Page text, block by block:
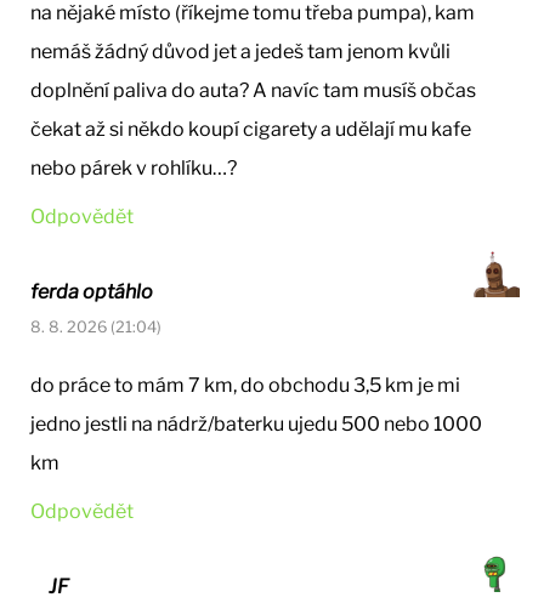
na nějaké místo (říkejme tomu třeba pumpa), kam
nemáš žádný důvod jet a jedeš tam jenom kvůli
doplnění paliva do auta? A navíc tam musíš občas
čekat až si někdo koupí cigarety a udělají mu kafe
nebo párek v rohlíku…?
Odpovědět
ferda optáhlo
8. 8. 2026 (21:04)
do práce to mám 7 km, do obchodu 3,5 km je mi
jedno jestli na nádrž/baterku ujedu 500 nebo 1000
km
Odpovědět
JF